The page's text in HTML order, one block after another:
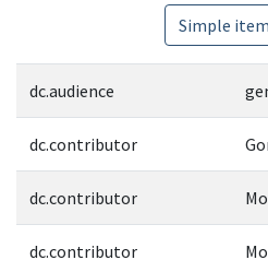
Simple
dc.audience
dc.contributor
dc.contributor
dc.contributor